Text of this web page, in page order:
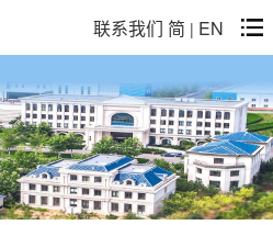
联系我们 简 | EN